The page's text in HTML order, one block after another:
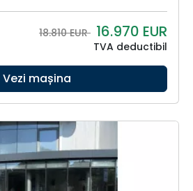
18.810 EUR 16.970 EUR
TVA deductibil
Vezi mașina